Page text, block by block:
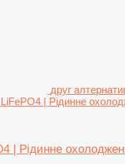
друг
| Рідинне
| Рідинне